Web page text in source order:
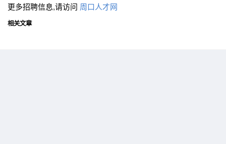
更多招聘信息,请访问 周口人才网
相关文章